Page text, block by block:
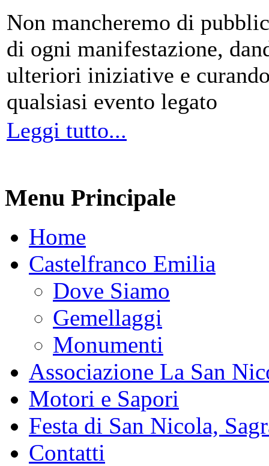
Non mancheremo di
di ogni manifestazione,
ulteriori iniziative e
qualsiasi evento legato
Leggi tutto...
Menu Principale
Home
Castelfranco Emilia
Dove Siamo
Gemellaggi
Monumenti
Associazione La San
Motori e Sapori
Festa di San Nicola,
Contatti